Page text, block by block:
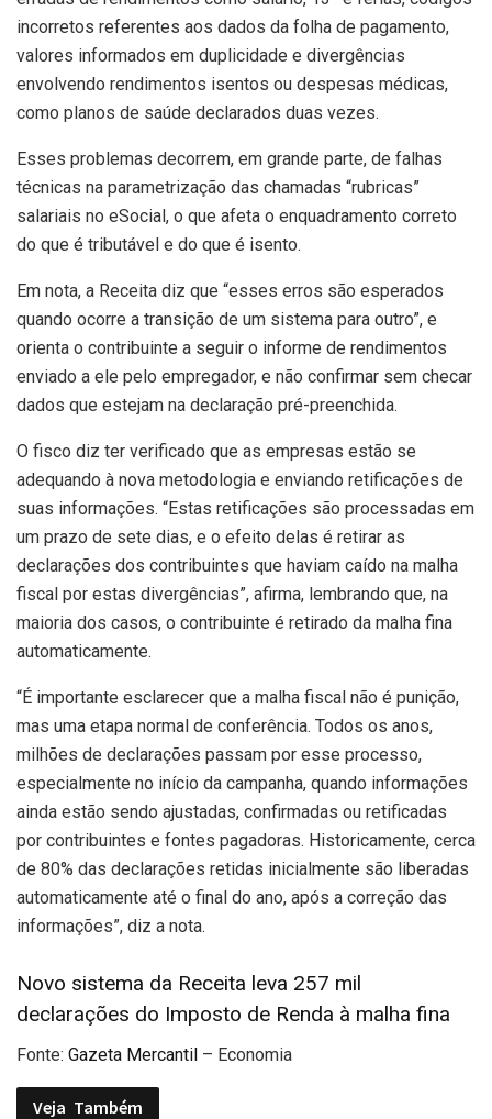
incorretos referentes aos dados da folha de pagamento,
valores informados em duplicidade e divergências
envolvendo rendimentos isentos ou despesas médicas,
como planos de saúde declarados duas vezes.
Esses problemas decorrem, em grande parte, de falhas
técnicas na parametrização das chamadas “rubricas”
salariais no eSocial, o que afeta o enquadramento correto
do que é tributável e do que é isento.
Em nota, a Receita diz que “esses erros são esperados
quando ocorre a transição de um sistema para outro”, e
orienta o contribuinte a seguir o informe de rendimentos
enviado a ele pelo empregador, e não confirmar sem checar
dados que estejam na declaração pré-preenchida.
O fisco diz ter verificado que as empresas estão se
adequando à nova metodologia e enviando retificações de
suas informações. “Estas retificações são processadas em
um prazo de sete dias, e o efeito delas é retirar as
declarações dos contribuintes que haviam caído na malha
fiscal por estas divergências”, afirma, lembrando que, na
maioria dos casos, o contribuinte é retirado da malha fina
automaticamente.
“É importante esclarecer que a malha fiscal não é punição,
mas uma etapa normal de conferência. Todos os anos,
milhões de declarações passam por esse processo,
especialmente no início da campanha, quando informações
ainda estão sendo ajustadas, confirmadas ou retificadas
por contribuintes e fontes pagadoras. Historicamente, cerca
de 80% das declarações retidas inicialmente são liberadas
automaticamente até o final do ano, após a correção das
informações”, diz a nota.
Novo sistema da Receita leva 257 mil
declarações do Imposto de Renda à malha fina
Fonte: Gazeta Mercantil – Economia
Veja Também